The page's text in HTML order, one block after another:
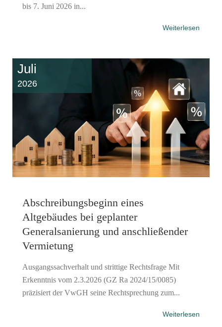
bis 7. Juni 2026 in...
Weiterlesen
Juli
2026
Abschreibungsbeginn eines
Altgebäudes bei geplanter
Generalsanierung und anschließender
Vermietung
Ausgangssachverhalt und strittige Rechtsfrage Mit
Erkenntnis vom 2.3.2026 (GZ Ra 2024/15/0085)
präzisiert der VwGH seine Rechtsprechung zum...
Weiterlesen